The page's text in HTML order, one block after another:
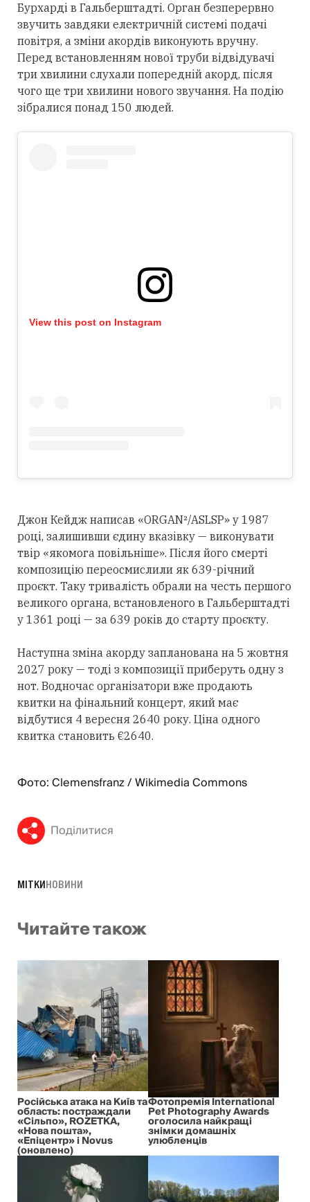
Бурхарді в Гальберштадті. Орган безперервно
звучить завдяки електричній системі подачі
повітря, а зміни акордів виконують вручну.
Перед встановленням нової труби відвідувачі
три хвилини слухали попередній акорд, після
чого ще три хвилини нового звучання. На подію
зібралися понад 150 людей.
View this post on Instagram
Джон Кейдж написав «ORGAN²/ASLSP» у 1987
році, залишивши єдину вказівку — виконувати
твір «якомога повільніше». Після його смерті
композицію переосмислили як 639-річний
проєкт. Таку тривалість обрали на честь першого
великого органа, встановленого в Гальберштадті
у 1361 році — за 639 років до старту проєкту.
Наступна зміна акорду запланована на 5 жовтня
2027 року — тоді з композиції приберуть одну з
нот. Водночас організатори вже продають
квитки на фінальний концерт, який має
відбутися 4 вересня 2640 року. Ціна одного
квитка становить €2640.
Фото: Clemensfranz / Wikimedia Commons
Поділитися
МІТКИНОВИНИ
Читайте також
Російська атака на Київ та
область: постраждали
«Сільпо», ROZETKA,
«Нова пошта»,
«Епіцентр» і Novus
(оновлено)
Фотопремія International
Pet Photography Awards
оголосила найкращі
знімки домашніх
улюбленців